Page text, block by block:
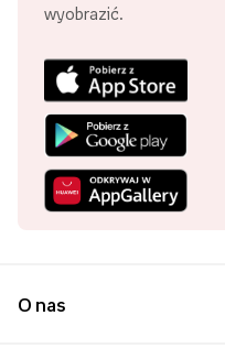
wyobrazić.
O nas